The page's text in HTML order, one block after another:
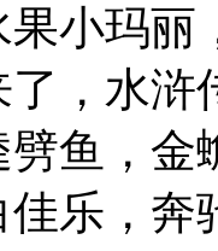
果小玛丽
，水浒
鱼，金
乐，奔